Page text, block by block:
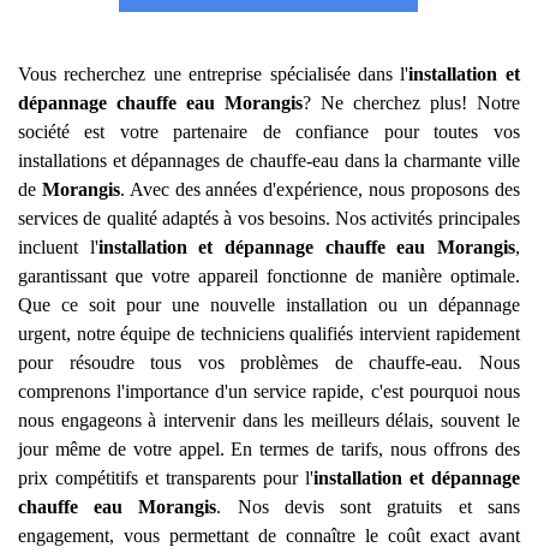
Vous recherchez une entreprise spécialisée dans l'installation et
dépannage chauffe eau Morangis? Ne cherchez plus! Notre
société est votre partenaire de confiance pour toutes vos
installations et dépannages de chauffe-eau dans la charmante ville
de Morangis. Avec des années d'expérience, nous proposons des
services de qualité adaptés à vos besoins. Nos activités principales
incluent l'installation et dépannage chauffe eau Morangis,
garantissant que votre appareil fonctionne de manière optimale.
Que ce soit pour une nouvelle installation ou un dépannage
urgent, notre équipe de techniciens qualifiés intervient rapidement
pour résoudre tous vos problèmes de chauffe-eau. Nous
comprenons l'importance d'un service rapide, c'est pourquoi nous
nous engageons à intervenir dans les meilleurs délais, souvent le
jour même de votre appel. En termes de tarifs, nous offrons des
prix compétitifs et transparents pour l'installation et dépannage
chauffe eau
Morangis. Nos devis sont gratuits et sans
engagement, vous permettant de connaître le coût exact avant